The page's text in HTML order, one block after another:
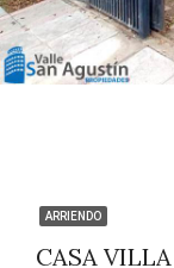
ARRIENDO
CASA